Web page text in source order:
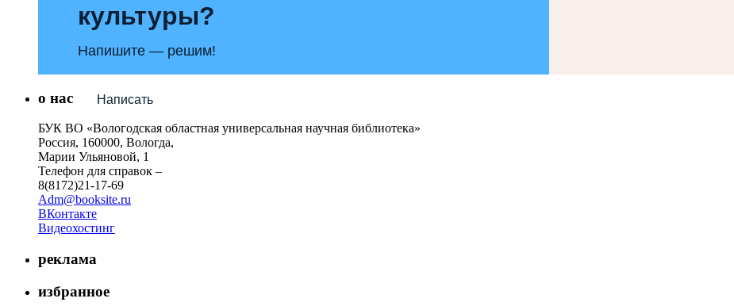
культуры?
Напишите — решим!
Написать
о нас
БУК ВО «Вологодская областная универсальная научная библиотека»
Россия, 160000, Вологда,
Марии Ульяновой, 1
Телефон для справок –
8(8172)21-17-69
Adm@booksite.ru
ВКонтакте
Видеохостинг
реклама
избранное